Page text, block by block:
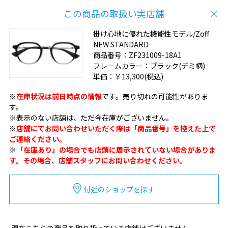
この商品の取扱い実店舗
掛け心地に優れた機能性モデル/Zoff
NEW STANDARD
商品番号： ZF231009-18A1
フレームカラー： ブラック(デミ柄)
単価： ￥13,300(税込)
※在庫状況は前日時点の情報です。売り切れの可能性がありま
す。
※表示のない店舗は、ただ今在庫がございません。
※店舗にてお問い合わせいただく際は「商品番号」を控えた上で
ご連絡ください。
※ 「在庫あり」の場合でも店頭に展示されていない場合がありま
す。その場合、店舗スタッフにお問い合わせください。
付近のショップを探す